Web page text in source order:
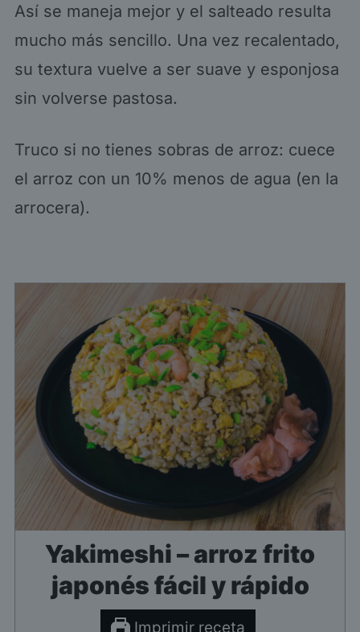
Así se maneja mejor y el salteado resulta
mucho más sencillo. Una vez recalentado,
su textura vuelve a ser suave y esponjosa
sin volverse pastosa.
Truco si no tienes sobras de arroz: cuece
el arroz con un 10% menos de agua (en la
arrocera).
Yakimeshi – arroz frito
japonés fácil y rápido
Imprimir receta